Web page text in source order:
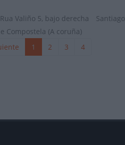
Rua Valiño 5, bajo derecha
Santiago
Compostela (A coruña)
1 2 3 4